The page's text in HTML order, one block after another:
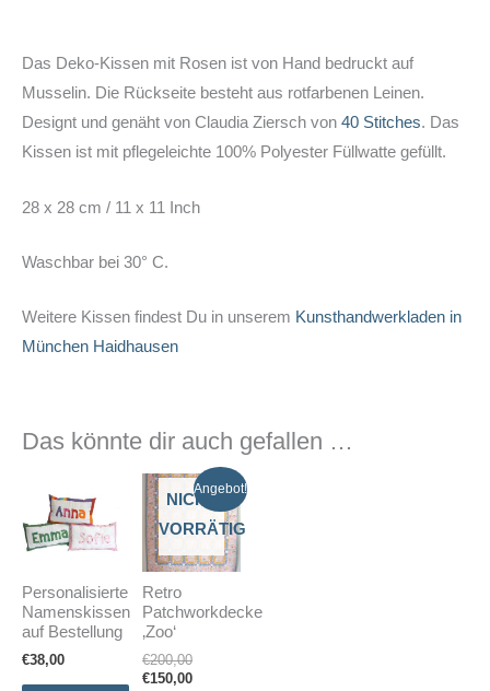
Das Deko-Kissen mit Rosen ist von Hand bedruckt auf
Musselin. Die Rückseite besteht aus rotfarbenen Leinen.
Designt und genäht von Claudia Ziersch von 40 Stitches. Das
Kissen ist mit pflegeleichte 100% Polyester Füllwatte gefüllt.
28 x 28 cm / 11 x 11 Inch
Waschbar bei 30° C.
Weitere Kissen findest Du in unserem Kunsthandwerkladen in
München Haidhausen
Das könnte dir auch gefallen …
Personalisierte
Namenskissen
auf Bestellung
€38,00
Angebot!
NICHT
VORRÄTIG
Retro
Patchworkdecke
‚Zoo‘
€200,00Ursprünglicher
Preis
€150,00Aktueller